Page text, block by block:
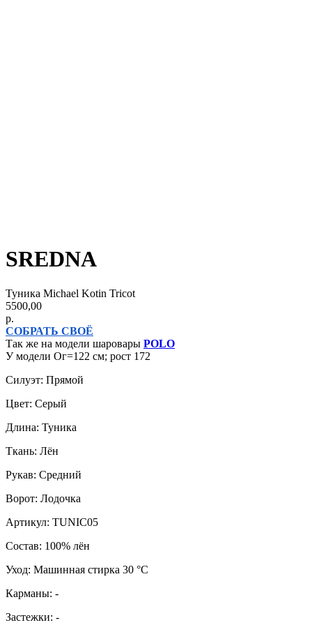
SREDNA
Туника Michael Kotin Tricot
5500,00
р.
СОБРАТЬ СВОЁ
Так же на модели шаровары POLO
У модели Ог=122 см; рост 172
Силуэт: Прямой
Цвет: Серый
Длина: Туника
Ткань: Лён
Рукав: Средний
Ворот: Лодочка
Артикул: TUNIC05
Состав: 100% лён
Уход: Машинная стирка 30 °C
Карманы: -
Застежки: -